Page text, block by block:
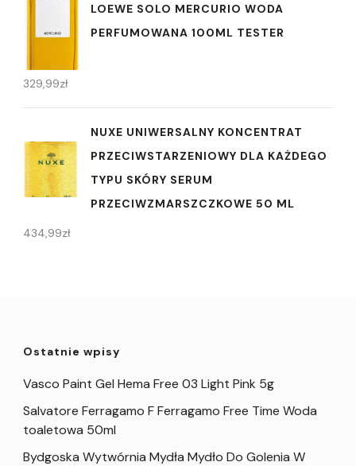
LOEWE SOLO MERCURIO WODA
PERFUMOWANA 100ML TESTER
329,99zł
NUXE UNIWERSALNY KONCENTRAT
PRZECIWSTARZENIOWY DLA KAŻDEGO
TYPU SKÓRY SERUM
PRZECIWZMARSZCZKOWE 50 ML
434,99zł
Ostatnie wpisy
Vasco Paint Gel Hema Free 03 Light Pink 5g
Salvatore Ferragamo F Ferragamo Free Time Woda
toaletowa 50ml
Bydgoska Wytwórnia Mydła Mydło Do Golenia W